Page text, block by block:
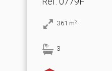
361 m2
3